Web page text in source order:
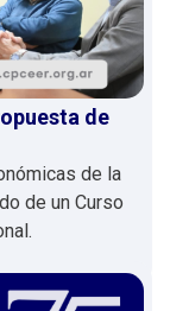
de
de la
de un Curso